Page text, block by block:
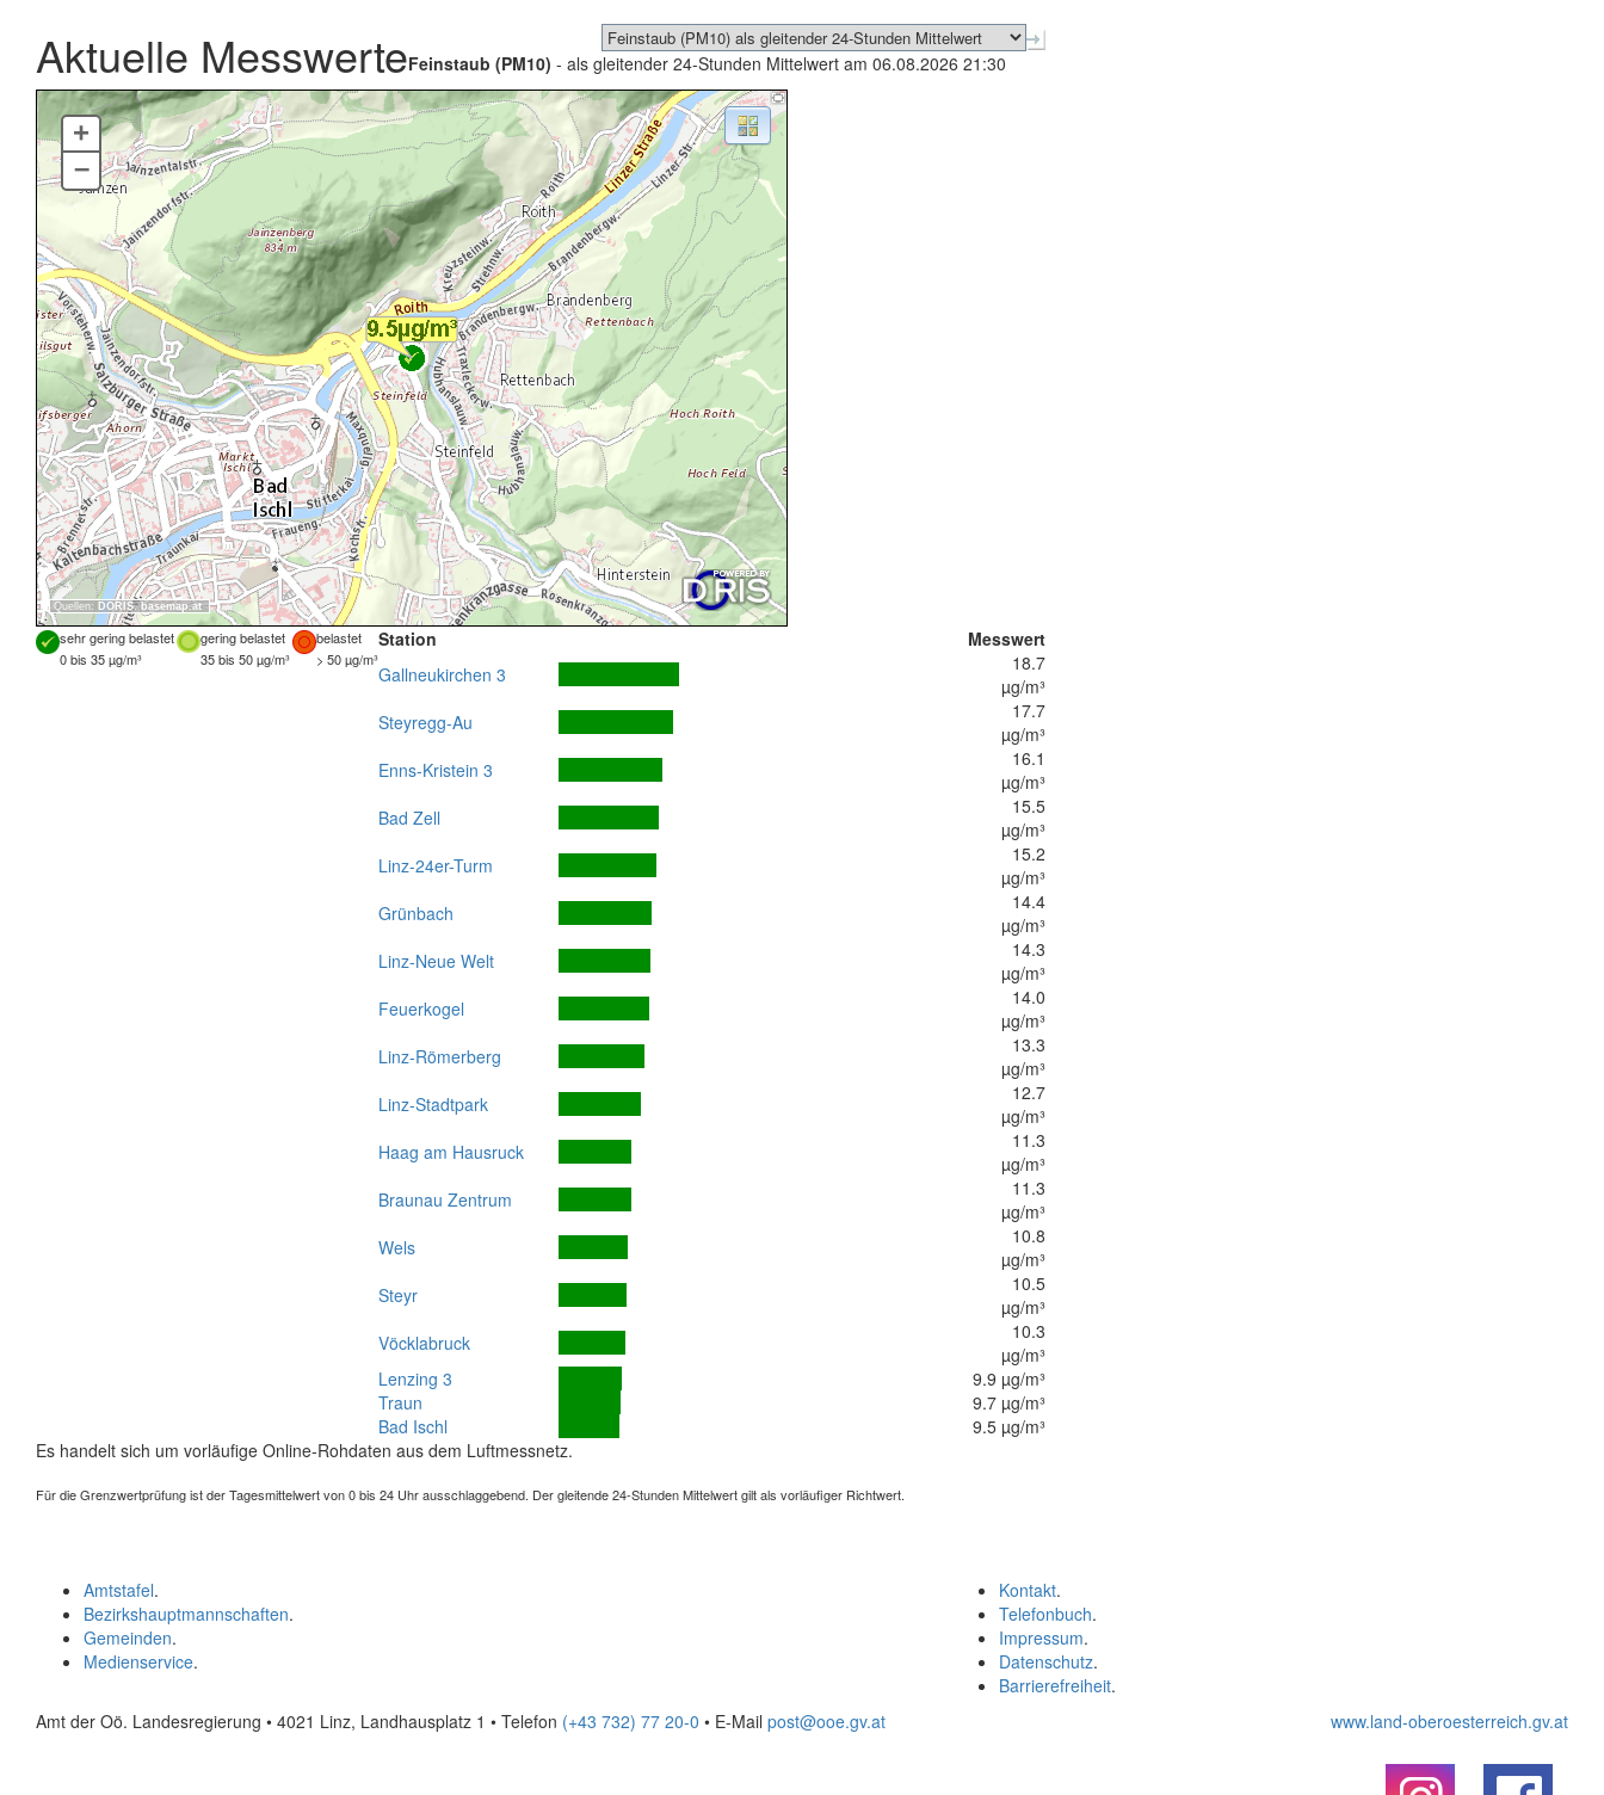
Aktuelle MesswerteFeinstaub (PM10) - als gleitender 24-Stunden Mittelwert am 06.08.2026 21:30
Quellen: DORIS, basemap.at
+
–
sehr gering belastet gering belastet
belastet
0 bis 35 µg/m³
35 bis 50 µg/m³ > 50 µg/m³
Station
Messwert
Gallneukirchen 3
18.7
µg/m³
Steyregg-Au
17.7
µg/m³
Enns-Kristein 3
16.1
µg/m³
Bad Zell
15.5
µg/m³
Linz-24er-Turm
15.2
µg/m³
Grünbach
14.4
µg/m³
Linz-Neue Welt
14.3
µg/m³
Feuerkogel
14.0
µg/m³
Linz-Römerberg
13.3
µg/m³
Linz-Stadtpark
12.7
µg/m³
Haag am Hausruck
11.3
µg/m³
Braunau Zentrum
11.3
µg/m³
Wels
10.8
µg/m³
Steyr
10.5
µg/m³
Vöcklabruck
10.3
µg/m³
Lenzing 3
9.9 µg/m³
Traun
9.7 µg/m³
Bad Ischl
9.5 µg/m³
Es handelt sich um vorläufige Online-Rohdaten aus dem Luftmessnetz.
Für die Grenzwertprüfung ist der Tagesmittelwert von 0 bis 24 Uhr ausschlaggebend. Der gleitende 24-Stunden Mittelwert gilt als vorläufiger Richtwert.
Kontakt.
Telefonbuch.
Impressum.
Datenschutz.
Barrierefreiheit.
Amtstafel.
Bezirkshauptmannschaften.
Gemeinden.
Medienservice.
Amt der Oö. Landesregierung • 4021 Linz, Landhausplatz 1 • Telefon (+43 732) 77 20-0 • E-Mail post@ooe.gv.at www.land-oberoesterreich.gv.at